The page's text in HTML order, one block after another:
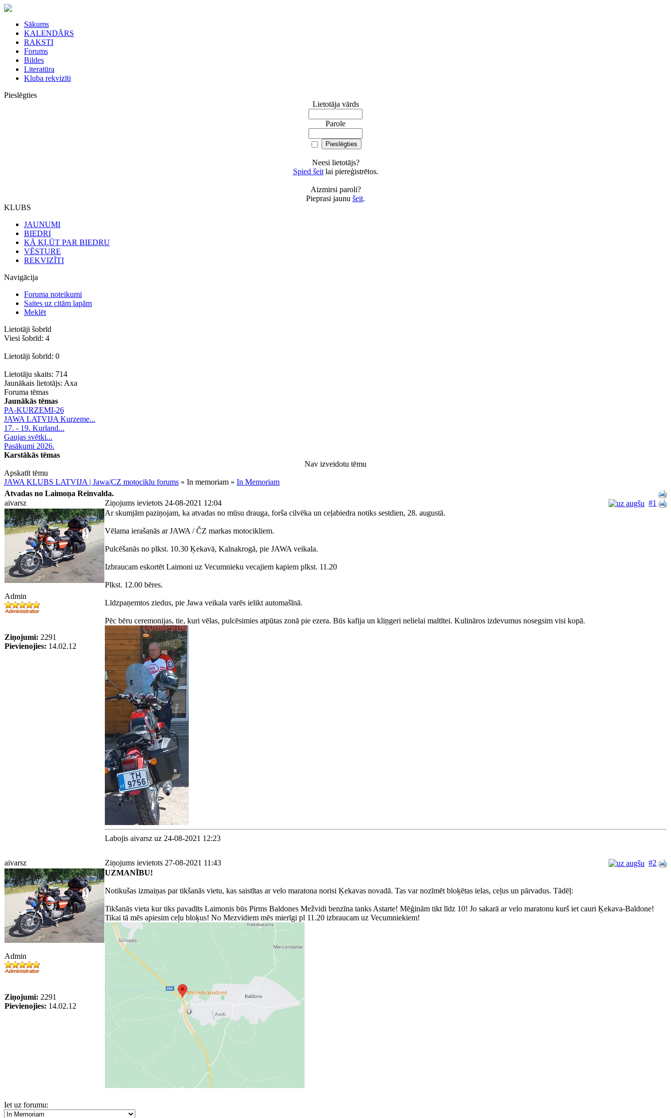
Sākums
KALENDĀRS
RAKSTI
Forums
Bildes
Literatūra
Kluba rekvizīti
Pieslēgties
Lietotāja vārds
Parole
Neesi lietotājs?
Spied šeitlai piereģistrētos.
Aizmirsi paroli?
Pieprasi jaunu šeit.
KLUBS
JAUNUMI
BIEDRI
KĀ KĻŪT PAR BIEDRU
VĒSTURE
REKVIZĪTI
Navigācija
Foruma noteikumi
Saites uz citām lapām
Meklēt
Lietotāji šobrīd
Viesi šobrīd: 4
Lietotāji šobrīd: 0
Lietotāju skaits: 714
Jaunākais lietotājs: Axa
Foruma tēmas
Jaunākās tēmas
PA-KURZEMI-26
JAWA LATVIJA Kurzeme...
17. - 19. Kurland...
Gaujas svētki...
Pasākumi 2026.
Karstākās tēmas
Nav izveidotu tēmu
Apskatīt tēmu
JAWA KLUBS LATVIJA | Jawa/CZ motociklu forums » In memoriam » In Memoriam
Atvadas no Laimoņa Reinvalda.
aivarsz
#1
Ziņojums ievietots 24-08-2021 12:04
Admin
Ziņojumi: 2291
Pievienojies: 14.02.12
Ar skumjām paziņojam, ka atvadas no mūsu drauga, forša cilvēka un ceļabiedra notiks sestdien, 28. augustā.
Vēlama ierašanās ar JAWA / ČZ markas motocikliem.
Pulcēšanās no plkst. 10.30 Ķekavā, Kalnakrogā, pie JAWA veikala.
Izbraucam eskortēt Laimoni uz Vecumnieku vecajiem kapiem plkst. 11.20
Plkst. 12.00 bēres.
Līdzpaņemtos ziedus, pie Jawa veikala varēs ielikt automašīnā.
Pēc bēru ceremonijas, tie, kuri vēlas, pulcēsimies atpūtas zonā pie ezera. Būs kafija un kliņgeri nelielai maltītei. Kulināros izdevumus nosegsim visi kopā.
Labojis aivarsz uz 24-08-2021 12:23
aivarsz #2
Ziņojums ievietots 27-08-2021 11:43
Admin
Ziņojumi: 2291
Pievienojies: 14.02.12
UZMANĪBU!
Notikušas izmaiņas par tikšanās vietu, kas saistītas ar velo maratona norisi Ķekavas novadā. Tas var nozīmēt bloķētas ielas, ceļus un pārvadus. Tādēļ:
Tikšanās vieta kur tiks pavadīts Laimonis būs Pirms Baldones Mežvidi benzīna tanks Astarte! Mēģinām tikt līdz 10! Jo sakarā ar velo maratonu kurš iet cauri Ķekava-Baldone!
Tikai tā mēs apiesim ceļu bloķus! No Mezvidiem mēs mierīgi pl 11.20 izbraucam uz Vecumniekiem!
Iet uz forumu: